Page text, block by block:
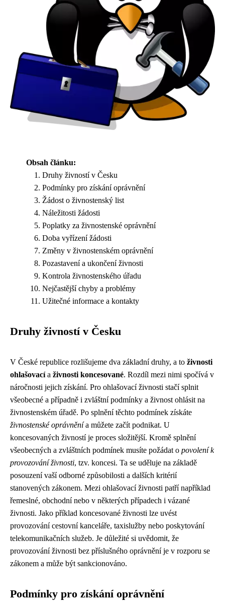
Obsah článku:
Druhy živností v Česku
Podmínky pro získání oprávnění
Žádost o živnostenský list
Náležitosti žádosti
Poplatky za živnostenské oprávnění
Doba vyřízení žádosti
Změny v živnostenském oprávnění
Pozastavení a ukončení živnosti
Kontrola živnostenského úřadu
Nejčastější chyby a problémy
Užitečné informace a kontakty
Druhy živností v Česku
V České republice rozlišujeme dva základní druhy, a to živnosti
ohlašovacía živnosti koncesované. Rozdíl mezi nimi spočívá v
náročnosti jejich získání. Pro ohlašovací živnosti stačí splnit
všeobecné a případně i zvláštní podmínky a živnost ohlásit na
živnostenském úřadě. Po splnění těchto podmínek získáte
živnostenské oprávněnía můžete začít podnikat. U
koncesovaných živností je proces složitější. Kromě splnění
všeobecných a zvláštních podmínek musíte požádat o povolení k
provozování živnosti, tzv. koncesi. Ta se uděluje na základě
posouzení vaší odborné způsobilosti a dalších kritérií
stanovených zákonem. Mezi ohlašovací živnosti patří například
řemeslné, obchodní nebo v některých případech i vázané
živnosti. Jako příklad koncesované živnosti lze uvést
provozování cestovní kanceláře, taxislužby nebo poskytování
telekomunikačních služeb. Je důležité si uvědomit, že
provozování živnosti bez příslušného oprávnění je v rozporu se
zákonem a může být sankcionováno.
Podmínky pro získání oprávnění